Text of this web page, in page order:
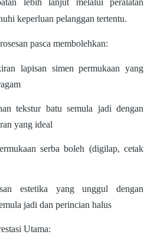
keperluan pelanggan tertentu.
pasca membolehkan:
lapisan simen permukaan yang
tekstur batu semula jadi dengan
yang ideal
serba boleh (digilap, cetak
estetika yang unggul dengan
jadi dan perincian halus
Utama: